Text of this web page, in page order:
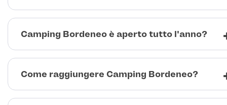
Camping Bordeneo è aperto tutto l'anno?
Come raggiungere Camping Bordeneo?